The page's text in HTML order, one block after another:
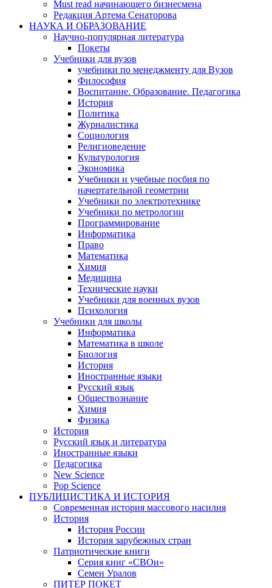
Must read начинающего бизнесмена
Редакция Артема Сенаторова
НАУКА И ОБРАЗОВАНИЕ
Научно-популярная литература
Покеты
Учебники для вузов
учебники по менеджменту для Вузов
Философия
Воспитание. Образование. Педагогика
История
Политика
Журналистика
Социология
Религиоведение
Культурология
Экономика
Учебники и учебные посбия по
начертательной геометрии
Учебники по электротехнике
Учебники по метрологии
Программирование
Информатика
Право
Математика
Химия
Медицина
Технические науки
Учебники для военных вузов
Психология
Учебники для школы
Информатика
Математика в школе
Биология
История
Иностранные языки
Русский язык
Обществознание
Химия
Физика
История
Русский язык и литература
Иностранные языки
Педагогика
New Science
Pop Science
ПУБЛИЦИСТИКА И ИСТОРИЯ
Современная история массового насилия
История
История России
История зарубежных стран
Патриотические книги
Серия книг «СВОи»
Семен Уралов
ПИТЕР ПОКЕТ